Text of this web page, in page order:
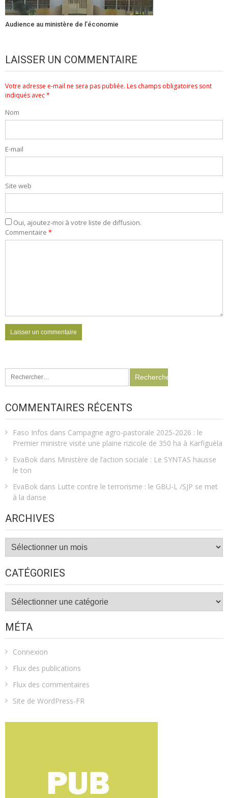
Audience au ministère de l’économie
LAISSER UN COMMENTAIRE
Votre adresse e-mail ne sera pas publiée. Les champs obligatoires sont
indiqués avec*
Nom
E-mail
Site web
Oui, ajoutez-moi à votre liste de diffusion.
Commentaire *
Rechercher :
COMMENTAIRES RÉCENTS
Faso Infos dans Campagne agro-pastorale 2025-2026 : le
Premier ministre visite une plaine rizicole de 350 ha à Karfiguèla
EvaBok dans Ministère de l’action sociale : Le SYNTAS hausse
le ton
EvaBok dans Lutte contre le terrorisme : le GBU-L /SJP se met
à la danse
ARCHIVES
Archives
CATÉGORIES
Catégories
MÉTA
Connexion
Flux des publications
Flux des commentaires
Site de WordPress-FR